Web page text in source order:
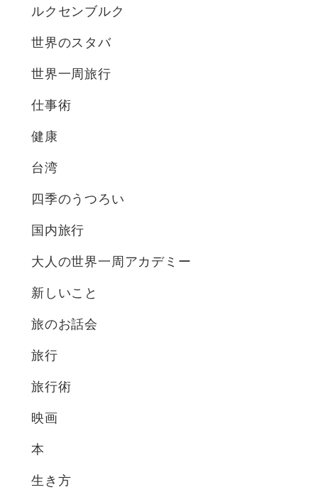
ルクセンブルク
世界のスタバ
世界一周旅行
仕事術
健康
台湾
四季のうつろい
国内旅行
大人の世界一周アカデミー
新しいこと
旅のお話会
旅行
旅行術
映画
本
生き方